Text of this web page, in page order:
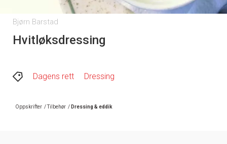
Bjørn Barstad
Hvitløksdressing
Dagens rett Dressing
Oppskrifter /Tilbehør / Dressing & eddik